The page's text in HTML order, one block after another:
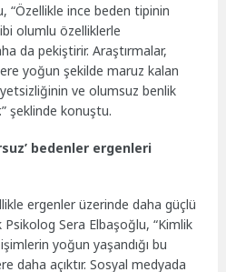
“Özellikle ince beden tipinin
olumlu özelliklerle
da pekiştirir. Araştırmalar,
yoğun şekilde maruz kalan
ve olumsuz benlik
şeklinde konuştu.
bedenler ergenleri
ergenler üzerinde daha güçlü
Psikolog Sera Elbaşoğlu, “Kimlik
yoğun yaşandığı bu
daha açıktır. Sosyal medyada